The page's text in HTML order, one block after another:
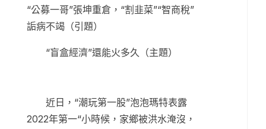
“公募一哥”張坤重倉，“割韭菜”“智商稅”
詬病不竭（引題）
“盲盒經濟”還能火多久（主題）
近日，“潮玩第一股”泡泡瑪特表露
2022年第一“小時候，家鄉被洪水淹沒，